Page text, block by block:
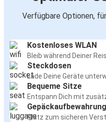
Verfügbare Optionen,
Kostenloses WLAN
Bleib während Deiner
Steckdosen
Lade Deine Geräte
Bequeme Sitze
Entspann Dich mit
Gepäckaufbewahrung
Platz zum sicheren